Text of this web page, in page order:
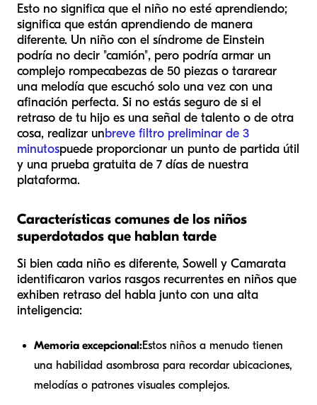
Esto no significa que el niño no esté aprendiendo;
significa que están aprendiendo de manera
diferente. Un niño con el síndrome de Einstein
podría no decir "camión", pero podría armar un
complejo rompecabezas de 50 piezas o tararear
una melodía que escuchó solo una vez con una
afinación perfecta. Si no estás seguro de si el
retraso de tu hijo es una señal de talento o de otra
cosa, realizar unbreve filtro preliminar de 3
minutospuede proporcionar un punto de partida útil
y una prueba gratuita de 7 días de nuestra
plataforma.
Características comunes de los niños
superdotados que hablan tarde
Si bien cada niño es diferente, Sowell y Camarata
identificaron varios rasgos recurrentes en niños que
exhiben retraso del habla junto con una alta
inteligencia:
Memoria excepcional:Estos niños a menudo tienen
una habilidad asombrosa para recordar ubicaciones,
melodías o patrones visuales complejos.